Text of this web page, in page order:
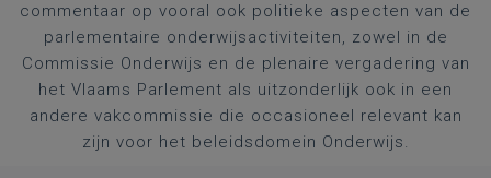
commentaar op vooral ook politieke aspecten van de
parlementaire onderwijsactiviteiten, zowel in de
Commissie Onderwijs en de plenaire vergadering van
het Vlaams Parlement als uitzonderlijk ook in een
andere vakcommissie die occasioneel relevant kan
zijn voor het beleidsdomein Onderwijs.